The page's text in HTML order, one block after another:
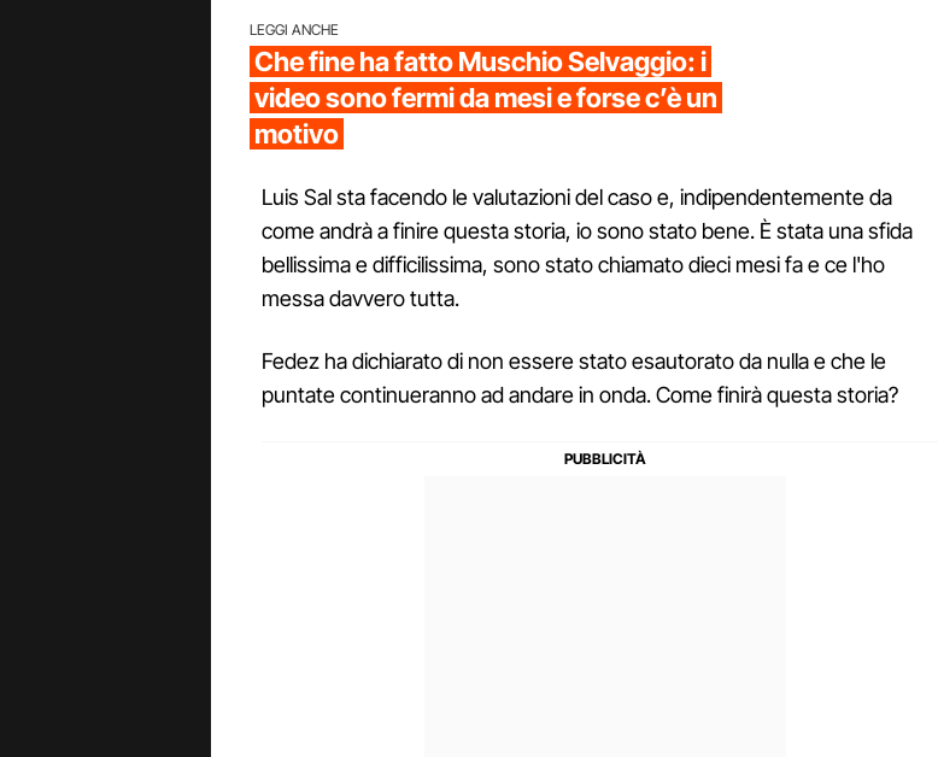
LEGGI ANCHE
Che fine ha fatto Muschio Selvaggio: i
video sono fermi da mesi e forse c’è un
motivo
Luis Sal sta facendo le valutazioni del caso e, indipendentemente da
come andrà a finire questa storia, io sono stato bene. È stata una sfida
bellissima e difficilissima, sono stato chiamato dieci mesi fa e ce l'ho
messa davvero tutta.
Fedez ha dichiarato di non essere stato esautorato da nulla e che le
puntate continueranno ad andare in onda. Come finirà questa storia?